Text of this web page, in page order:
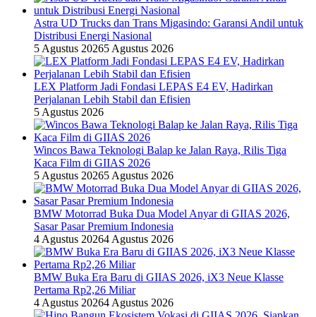
Astra UD Trucks dan Trans Migasindo: Garansi Andil untuk
Distribusi Energi Nasional
5 Agustus 20265 Agustus 2026
LEX Platform Jadi Fondasi LEPAS E4 EV, Hadirkan
Perjalanan Lebih Stabil dan Efisien
5 Agustus 2026
Wincos Bawa Teknologi Balap ke Jalan Raya, Rilis Tiga
Kaca Film di GIIAS 2026
5 Agustus 20265 Agustus 2026
BMW Motorrad Buka Dua Model Anyar di GIIAS 2026,
Sasar Pasar Premium Indonesia
4 Agustus 20264 Agustus 2026
BMW Buka Era Baru di GIIAS 2026, iX3 Neue Klasse
Pertama Rp2,26 Miliar
4 Agustus 20264 Agustus 2026